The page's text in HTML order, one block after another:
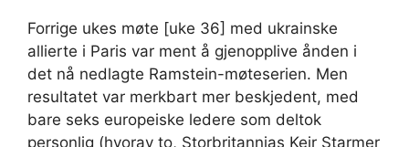
Forrige ukes møte [uke 36] med ukrainske
allierte i Paris var ment å gjenopplive ånden i
det nå nedlagte Ramstein-møteserien. Men
resultatet var merkbart mer beskjedent, med
bare seks europeiske ledere som deltok
personlig (hvorav to, Storbritannias Keir Starmer